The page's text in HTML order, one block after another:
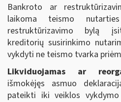
Bankroto ar
laikoma teismo
restruktūrizavimo bylą
kreditorių susirinkimo
vykdyti ne teismo tvarka
Likviduojamas ar
išmokėjęs asmuo
pateikti iki veiklos